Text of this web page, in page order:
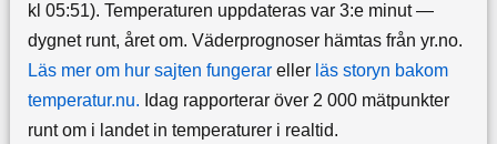
kl 05:51). Temperaturen uppdateras var 3:e minut —
dygnet runt, året om. Väderprognoser hämtas från yr.no.
Läs mer om hur sajten fungerareller läs storyn bakom
temperatur.nu. Idag rapporterar över 2 000 mätpunkter
runt om i landet in temperaturer i realtid.